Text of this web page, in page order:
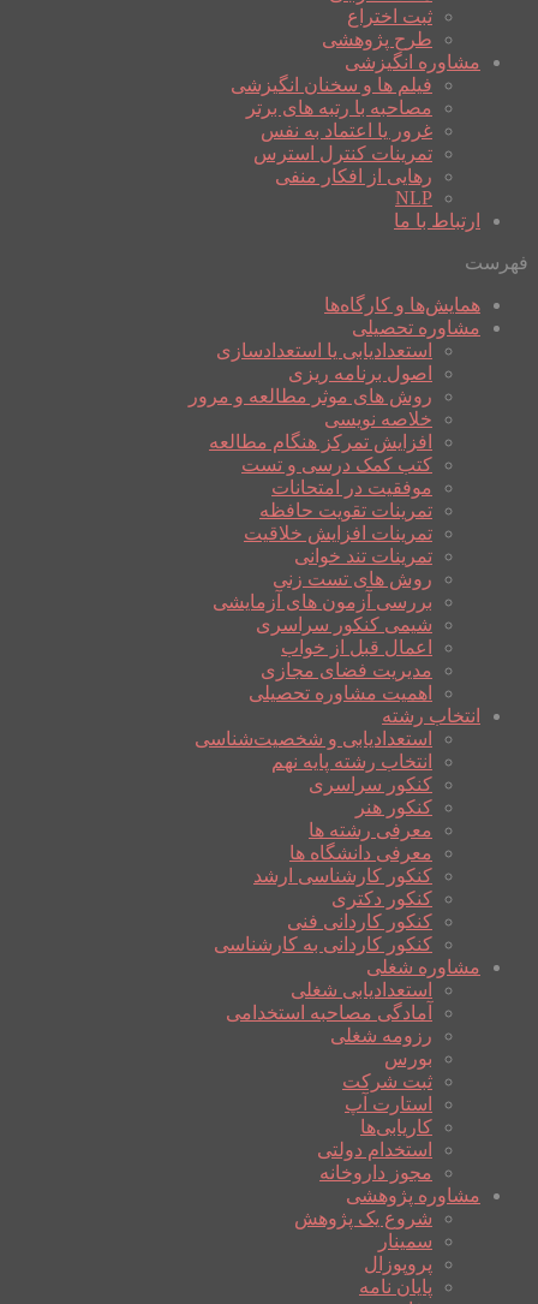
ثبت اختراع
طرح پژوهشی
مشاوره انگیزشی
فیلم ها و سخنان انگیزشی
مصاحبه با رتبه های برتر
غرور یا اعتماد به نفس
تمرینات کنترل استرس
رهایی از افکار منفی
NLP
ارتباط با ما
فهرست
همایش‌ها و کارگاه‌ها
مشاوره تحصیلی
استعدادیابی یا استعدادسازی
اصول برنامه ریزی
روش های موثر مطالعه و مرور
خلاصه نویسی
افزایش تمرکز هنگام مطالعه
کتب کمک درسی و تست
موفقیت در امتحانات
تمرینات تقویت حافظه
تمرینات افزایش خلاقیت
تمرینات تند خوانی
روش های تست زنی
بررسی آزمون های آزمایشی
شیمی کنکور سراسری
اعمال قبل از خواب
مدیریت فضای مجازی
اهمیت مشاوره تحصیلی
انتخاب رشته
استعدادیابی و شخصیت‌شناسی
انتخاب رشته پایه نهم
کنکور سراسری
کنکور هنر
معرفی رشته ها
معرفی دانشگاه ها
کنکور کارشناسی ارشد
کنکور دکتری
کنکور کاردانی فنی
کنکور کاردانی به کارشناسی
مشاوره شغلی
استعدادیابی شغلی
آمادگی مصاحبه استخدامی
رزومه شغلی
بورس
ثبت شرکت
استارت آپ
کاریابی‌ها
استخدام دولتی
مجوز داروخانه
مشاوره پژوهشی
شروع یک پژوهش
سمینار
پروپوزال
پایان نامه